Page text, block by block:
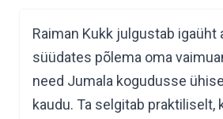
Raiman Kukk julgustab igaüht
süüdates põlema oma
need Jumala kogudusse
kaudu. Ta selgitab praktiliselt,